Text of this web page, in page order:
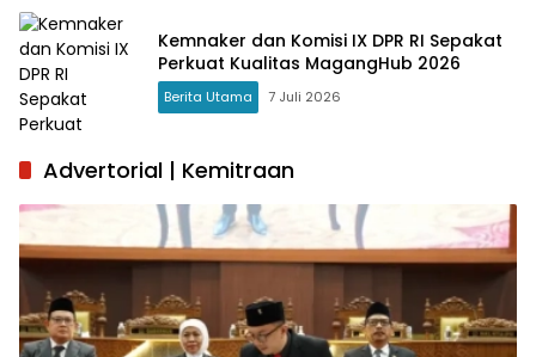
Kemnaker dan Komisi IX DPR RI Sepakat
Perkuat Kualitas MagangHub 2026
Berita Utama 7 Juli 2026
Advertorial | Kemitraan